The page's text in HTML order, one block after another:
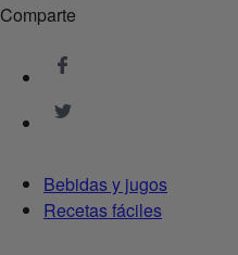
Comparte
Bebidas y jugos
Recetas fáciles